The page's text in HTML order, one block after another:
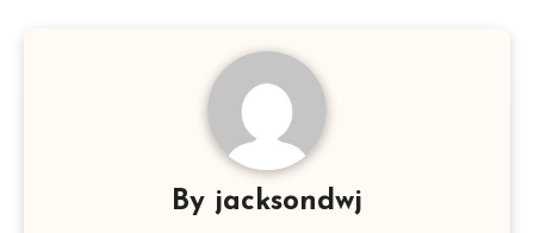
By jacksondwj